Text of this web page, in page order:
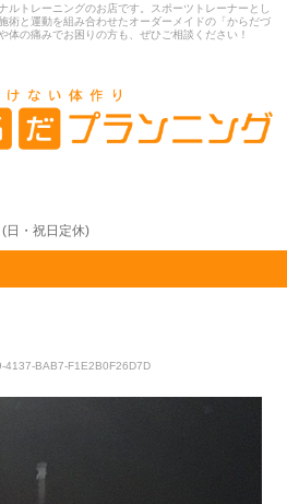
ルトレーニングのお店です。スポーツトレーナーとし
術と運動を組み合わせたオーダーメイドの「からだづ
体の痛みでお困りの方も、ぜひご相談ください！
日・祝日定休)
4137-BAB7-F1E2B0F26D7D